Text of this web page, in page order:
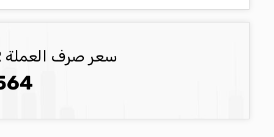
سعر صرف العملة EUR العملة المحدثة